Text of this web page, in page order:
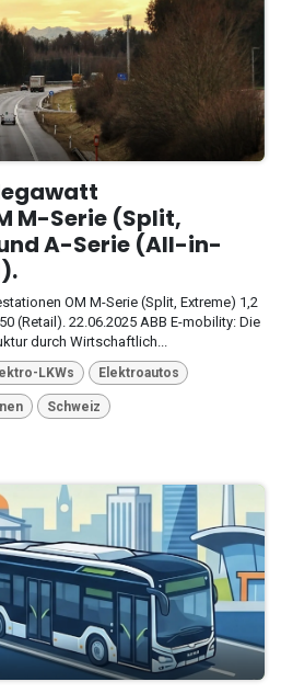
M-Serie (Split,
A-Serie (All-in-
OM M-Serie (Split, Extreme) 1,2
(Retail). 22.06.2025 ABB E-mobility: Die
durch Wirtschaftlich...
LKWs Elektroautos
Schweiz